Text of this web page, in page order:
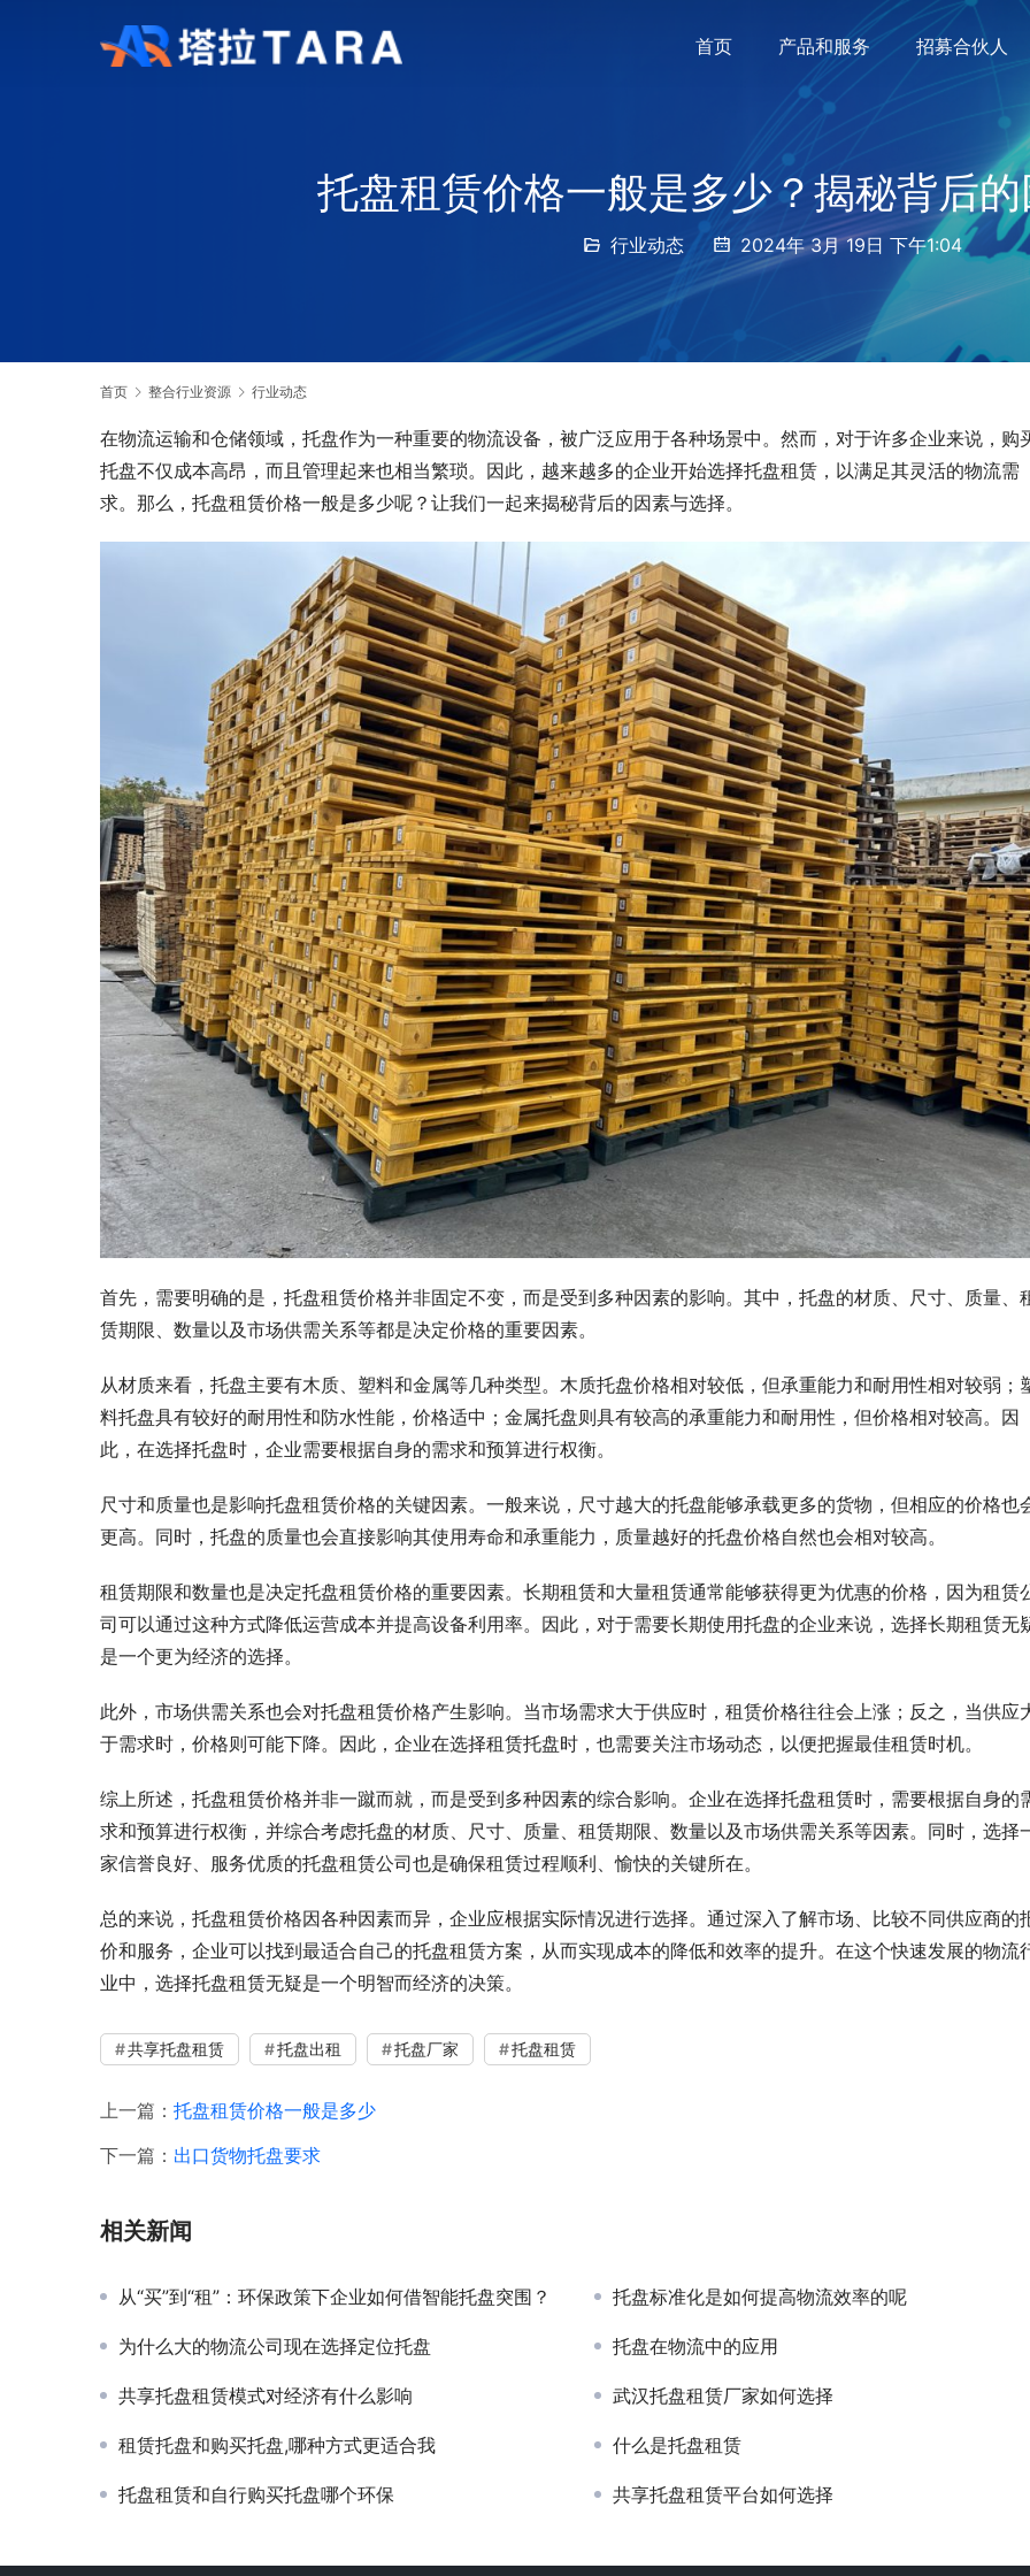
首页 产品和服务 招募合伙人
托盘租赁价格一般是多少？揭秘背后
行业动态 2024年 3月 19日 下午1:04
首页 整合行业资源 行业动态
在物流运输和仓储领域，托盘作为一种重要的物流设备，被广泛应用于各种场景中。然而，对于许多企业来说，购
托盘不仅成本高昂，而且管理起来也相当繁琐。因此，越来越多的企业开始选择托盘租赁，以满足其灵活的物流需
求。那么，托盘租赁价格一般是多少呢？让我们一起来揭秘背后的因素与选择。
首先，需要明确的是，托盘租赁价格并非固定不变，而是受到多种因素的影响。其中，托盘的材质、尺寸、质量、
赁期限、数量以及市场供需关系等都是决定价格的重要因素。
从材质来看，托盘主要有木质、塑料和金属等几种类型。木质托盘价格相对较低，但承重能力和耐用性相对较弱；
料托盘具有较好的耐用性和防水性能，价格适中；金属托盘则具有较高的承重能力和耐用性，但价格相对较高。因
此，在选择托盘时，企业需要根据自身的需求和预算进行权衡。
尺寸和质量也是影响托盘租赁价格的关键因素。一般来说，尺寸越大的托盘能够承载更多的货物，但相应的价格也
更高。同时，托盘的质量也会直接影响其使用寿命和承重能力，质量越好的托盘价格自然也会相对较高。
租赁期限和数量也是决定托盘租赁价格的重要因素。长期租赁和大量租赁通常能够获得更为优惠的价格，因为租赁
司可以通过这种方式降低运营成本并提高设备利用率。因此，对于需要长期使用托盘的企业来说，选择长期租赁无
是一个更为经济的选择。
此外，市场供需关系也会对托盘租赁价格产生影响。当市场需求大于供应时，租赁价格往往会上涨；反之，当供应
于需求时，价格则可能下降。因此，企业在选择租赁托盘时，也需要关注市场动态，以便把握最佳租赁时机。
综上所述，托盘租赁价格并非一蹴而就，而是受到多种因素的综合影响。企业在选择托盘租赁时，需要根据自身的
求和预算进行权衡，并综合考虑托盘的材质、尺寸、质量、租赁期限、数量以及市场供需关系等因素。同时，选择
家信誉良好、服务优质的托盘租赁公司也是确保租赁过程顺利、愉快的关键所在。
总的来说，托盘租赁价格因各种因素而异，企业应根据实际情况进行选择。通过深入了解市场、比较不同供应商的
价和服务，企业可以找到最适合自己的托盘租赁方案，从而实现成本的降低和效率的提升。在这个快速发展的物流
业中，选择托盘租赁无疑是一个明智而经济的决策。
共享托盘租赁 托盘出租 托盘厂家 托盘租赁
上一篇： 托盘租赁价格一般是多少
下一篇： 出口货物托盘要求
相关新闻
‌从“买”到“租”：环保政策下企业如何借智能托盘突围？ 托盘标准化是如何提高物流效率的呢
为什么大的物流公司现在选择定位托盘 托盘在物流中的应用
共享托盘租赁模式对经济有什么影响 武汉托盘租赁厂家如何选择
租赁托盘和购买托盘,哪种方式更适合我 什么是托盘租赁
托盘租赁和自行购买托盘哪个环保 共享托盘租赁平台如何选择